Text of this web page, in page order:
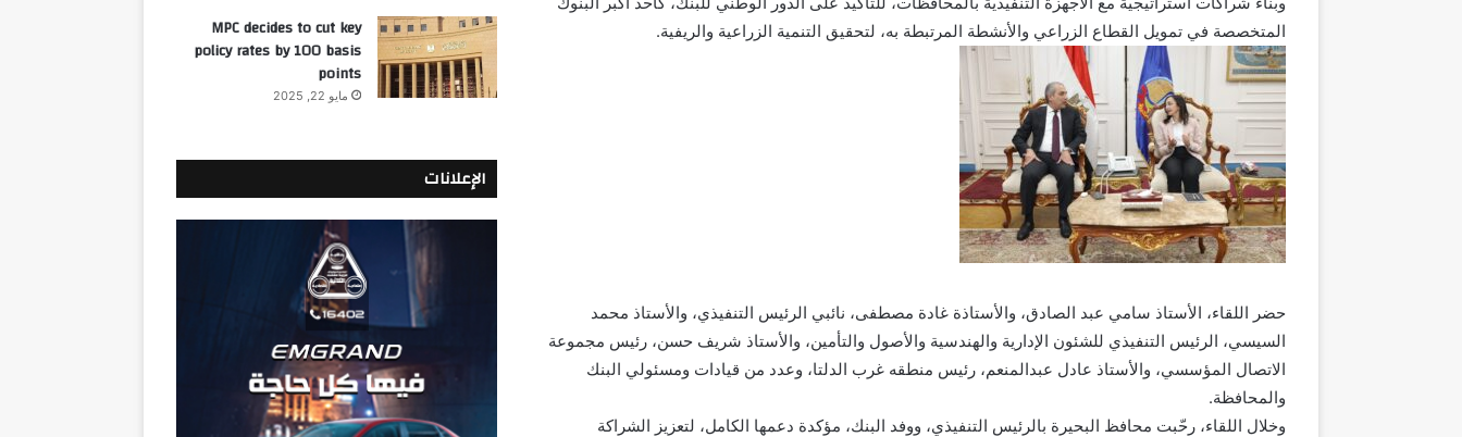
المتخصصة في تمويل القطاع الزراعي والأنشطة المرتبطة به، لتحقيق التنمية الزراعية والريفية.
حضر اللقاء، الأستاذ سامي عبد الصادق، والأستاذة غادة مصطفى، نائبي الرئيس التنفيذي، والأستاذ محمد
السيسي، الرئيس التنفيذي للشئون الإدارية والهندسية والأصول والتأمين، والأستاذ شريف حسن، رئيس مجموعة
الاتصال المؤسسي، والأستاذ عادل عبدالمنعم، رئيس منطقه غرب الدلتا، وعدد من قيادات ومسئولي البنك
والمحافظة.
وخلال اللقاء، رحّبت محافظ البحيرة بالرئيس التنفيذي، ووفد البنك، مؤكدة دعمها الكامل، لتعزيز الشراكة
MPC decides to cut key
policy rates by 100 basis
points
مايو 22, 2025
الإعلانات